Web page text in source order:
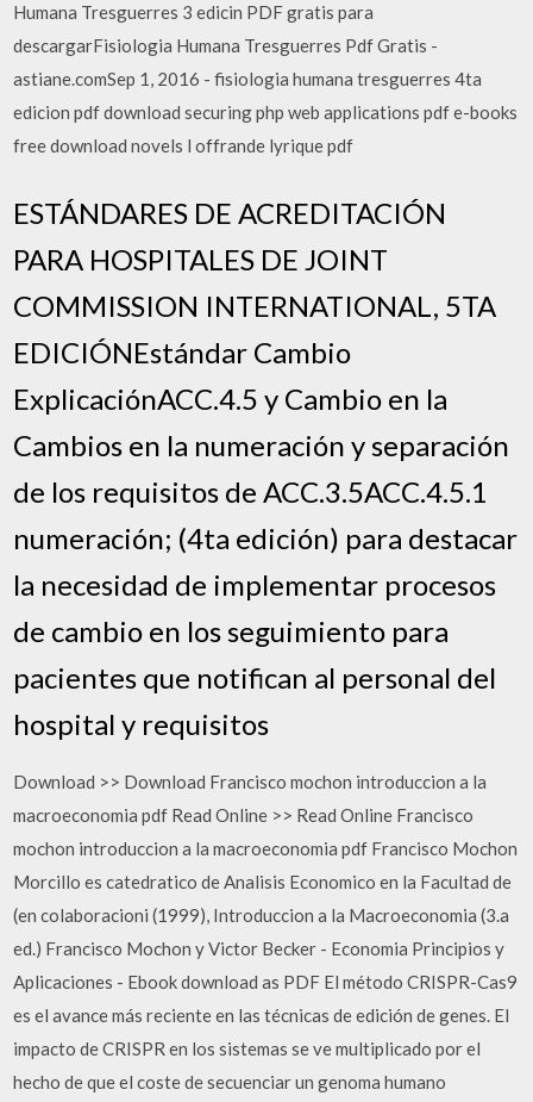
Humana Tresguerres 3 edicin PDF gratis para
descargarFisiologia Humana Tresguerres Pdf Gratis -
astiane.comSep 1, 2016 - fisiologia humana tresguerres 4ta
edicion pdf download securing php web applications pdf e-books
free download novels l offrande lyrique pdf
ESTÁNDARES DE ACREDITACIÓN
PARA HOSPITALES DE JOINT
COMMISSION INTERNATIONAL, 5TA
EDICIÓNEstándar Cambio
ExplicaciónACC.4.5 y Cambio en la
Cambios en la numeración y separación
de los requisitos de ACC.3.5ACC.4.5.1
numeración; (4ta edición) para destacar
la necesidad de implementar procesos
de cambio en los seguimiento para
pacientes que notifican al personal del
hospital y requisitos
Download >> Download Francisco mochon introduccion a la
macroeconomia pdf Read Online >> Read Online Francisco
mochon introduccion a la macroeconomia pdf Francisco Mochon
Morcillo es catedratico de Analisis Economico en la Facultad de
(en colaboracioni (1999), Introduccion a la Macroeconomia (3.a
ed.) Francisco Mochon y Victor Becker - Economia Principios y
Aplicaciones - Ebook download as PDF El método CRISPR-Cas9
es el avance más reciente en las técnicas de edición de genes. El
impacto de CRISPR en los sistemas se ve multiplicado por el
hecho de que el coste de secuenciar un genoma humano